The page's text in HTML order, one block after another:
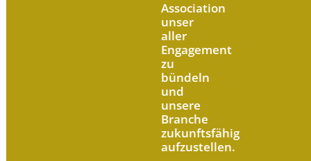
Association
unser
aller
Engagement
zu
bündeln
und
unsere
Branche
zukunftsfähig
aufzustellen.